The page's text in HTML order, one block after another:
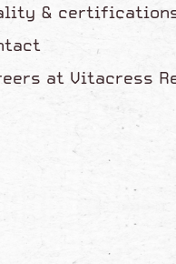
&
at Vitacress